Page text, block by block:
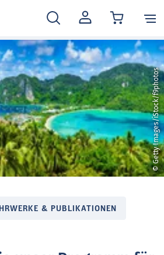
MEIN
KONTO
© Getty Images/iStock/f9photos
& PUBLIKATIONEN